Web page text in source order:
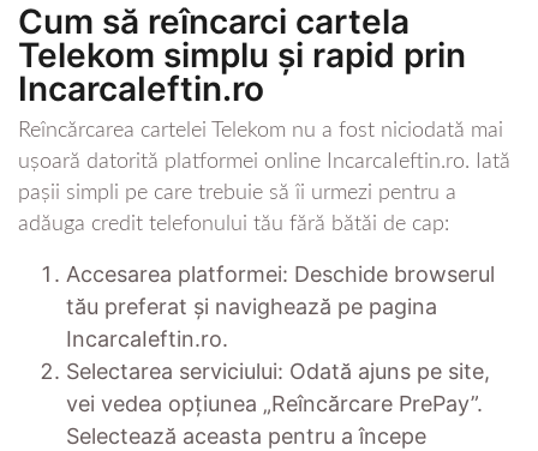
Cum să reîncarci cartela
Telekom simplu și rapid prin
IncarcaIeftin.ro
Reîncărcarea cartelei Telekom nu a fost niciodată mai
ușoară datorită platformei online IncarcaIeftin.ro. Iată
pașii simpli pe care trebuie să îi urmezi pentru a
adăuga credit telefonului tău fără bătăi de cap:
Accesarea platformei: Deschide browserul
tău preferat și navighează pe pagina
IncarcaIeftin.ro.
Selectarea serviciului: Odată ajuns pe site,
vei vedea opțiunea „Reîncărcare PrePay”.
Selectează aceasta pentru a începe